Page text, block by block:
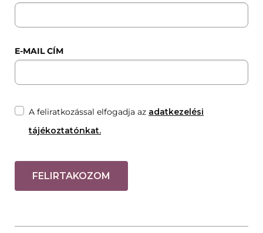
E-MAIL CÍM
A feliratkozással elfogadja az adatkezelési
tájékoztatónkat.
FELIRTAKOZOM